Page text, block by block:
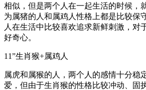
相似，但是两个人在一起生活的时候，
为属猪的人和属鸡人性格上都是比较保
人在生活中比较喜欢追求新鲜刺激，对
好奇心。
11”生肖猴+属鸡人
属虎和属猴的人，两个人的感情十分稳
爱，但由于生肖猴的性格比较冲动、固